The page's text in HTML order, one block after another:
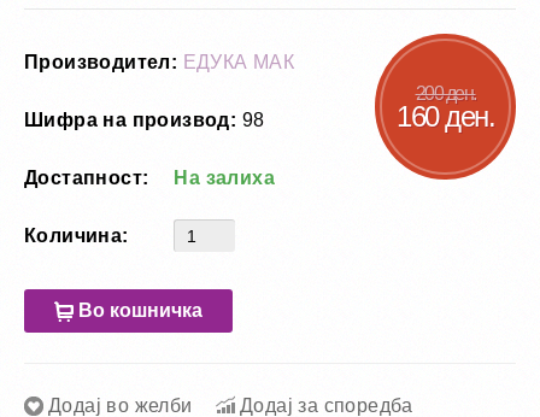
200 ден.
160 ден.
Производител: ЕДУКА МАК
Шифра на производ: 98
Достапност: На залиха
Количина:
Во кошничка
Додај во желби Додај за споредба